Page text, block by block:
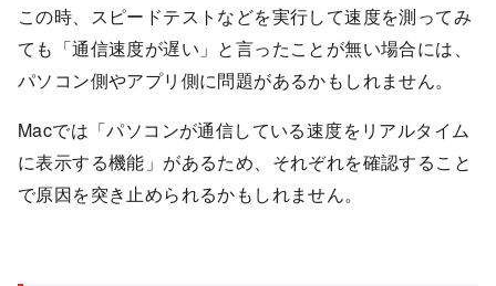
この時、スピードテストなどを実行して速度を測ってみ
ても「通信速度が遅い」と言ったことが無い場合には、
パソコン側やアプリ側に問題があるかもしれません。
Macでは「パソコンが通信している速度をリアルタイム
に表示する機能」があるため、それぞれを確認すること
で原因を突き止められるかもしれません。